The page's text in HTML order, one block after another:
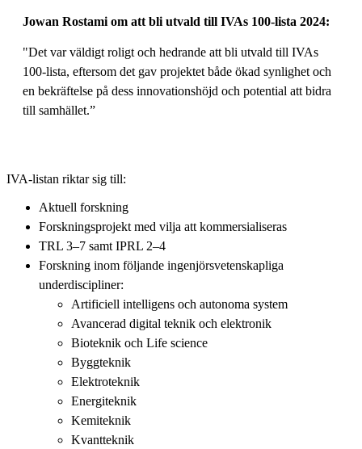
Jowan Rostami om att bli utvald till IVAs 100-lista 2024:
"Det var väldigt roligt och hedrande att bli utvald till IVAs
100-lista, eftersom det gav projektet både ökad synlighet och
en bekräftelse på dess innovationshöjd och potential att bidra
till samhället.”
IVA-listan riktar sig till:
Aktuell forskning
Forskningsprojekt med vilja att kommersialiseras
TRL 3–7 samt IPRL 2–4
Forskning inom följande ingenjörsvetenskapliga
underdiscipliner:
Artificiell intelligens och autonoma system
Avancerad digital teknik och elektronik
Bioteknik och Life science
Byggteknik
Elektroteknik
Energiteknik
Kemiteknik
Kvantteknik